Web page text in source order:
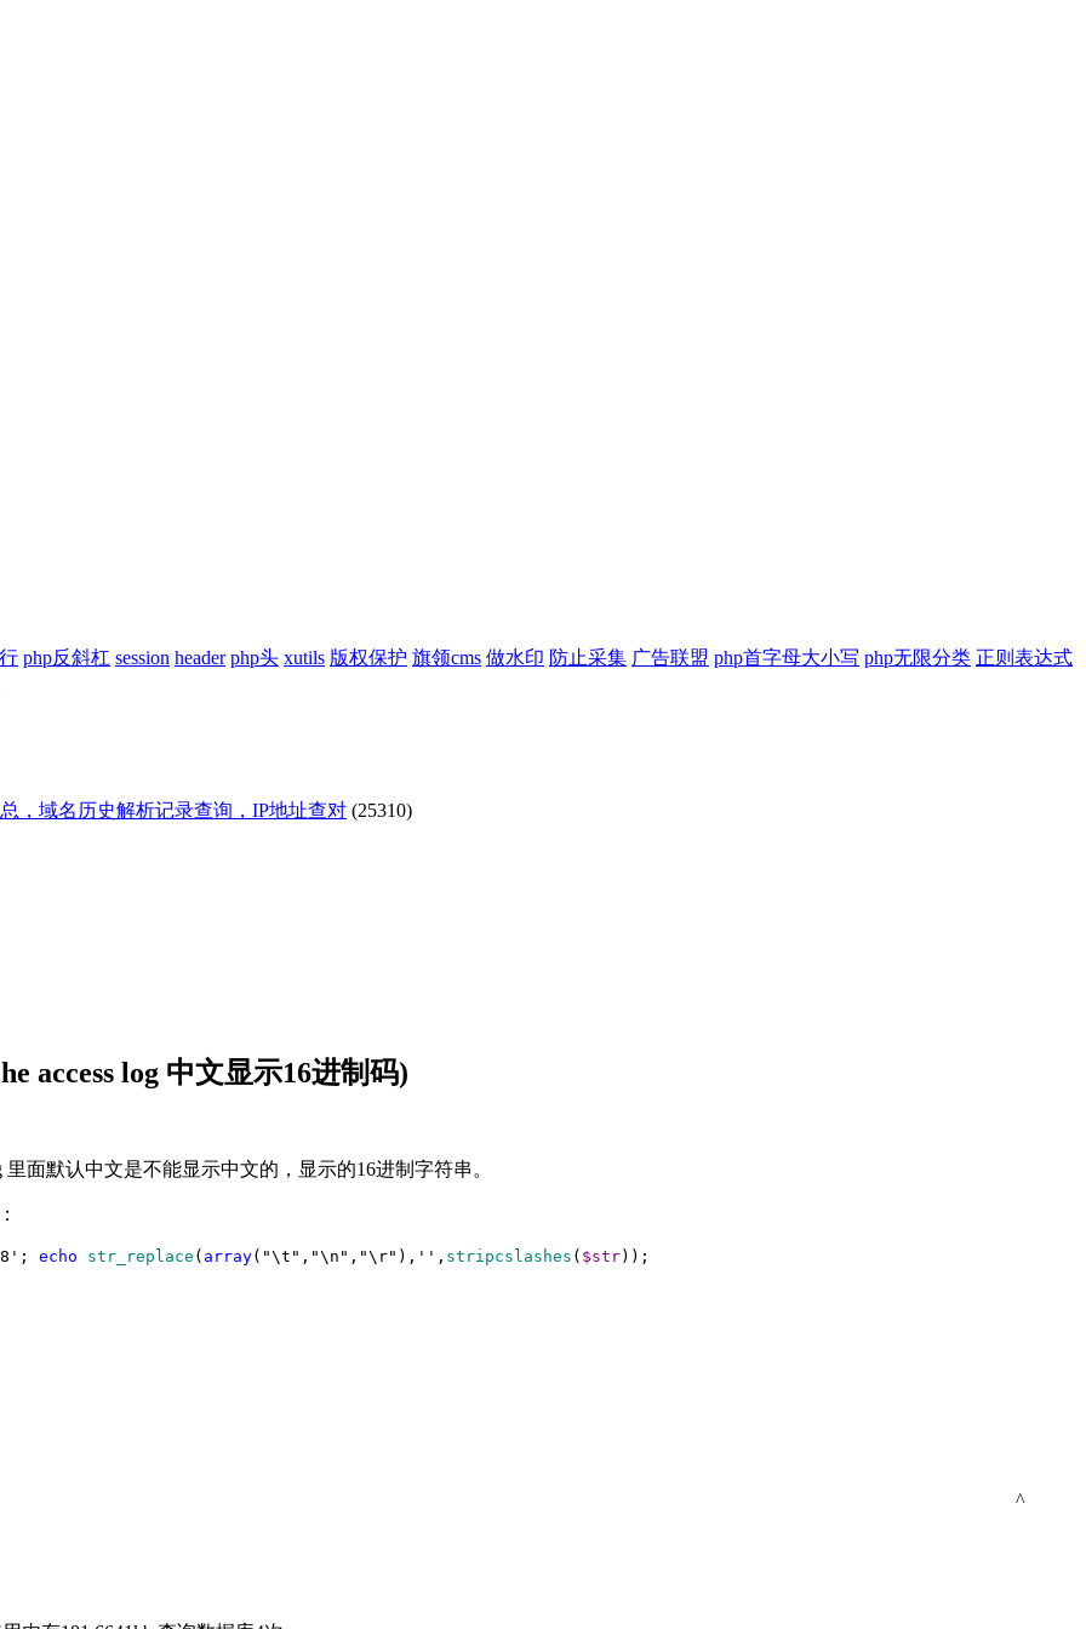
php反斜杠 session header php头 xutils 版权保护 旗领cms 做水印 防止采集 广告联盟 php首字母大小写 php无限分类 正则表达式
，域名历史解析记录查询，IP地址查对 (25310)
access log 中文显示16进制码)
里面默认中文是不能显示中文的，显示的16进制字符串。
; echo str_replace ( array("\t","\n","\r"),'', stripcslashes ( $str));
^